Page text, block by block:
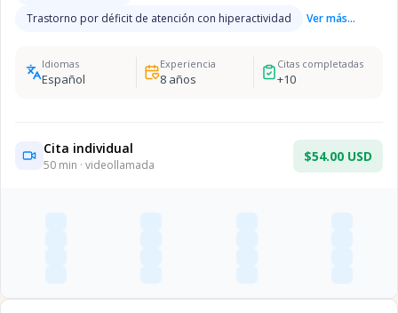
Trastorno por déficit de atención con hiperactividad
Ver más...
Idiomas
Español
Experiencia
8años
Citas completadas
+10
Cita individual
50 min · videollamada
$54.00 USD